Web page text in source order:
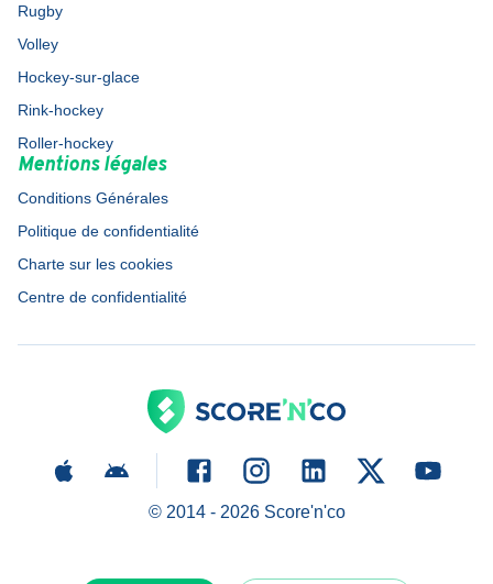
Rugby
Volley
Hockey-sur-glace
Rink-hockey
Roller-hockey
Mentions légales
Conditions Générales
Politique de confidentialité
Charte sur les cookies
Centre de confidentialité
© 2014 - 2026Score'n'co